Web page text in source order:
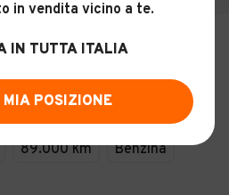
89.000 km
Benzina
in vendita vicino a te.
IN TUTTA ITALIA
POSIZIONE